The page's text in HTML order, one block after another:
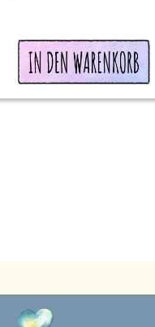
In den
Warenkorb